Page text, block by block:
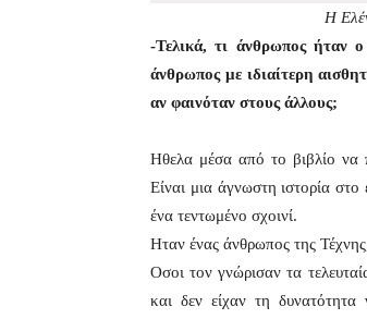
H
-Τελικά, τι άνθρωπος ήταν ο
άνθρωπος με ιδιαίτερη
αν φαινόταν στους άλλους;
Ηθελα μέσα από το βιβλίο να
Είναι μια άγνωστη ιστορία
ένα τεντωμένο σχοινί.
Ηταν ένας άνθρωπος της
Οσοι τον γνώρισαν τα
και δεν είχαν τη